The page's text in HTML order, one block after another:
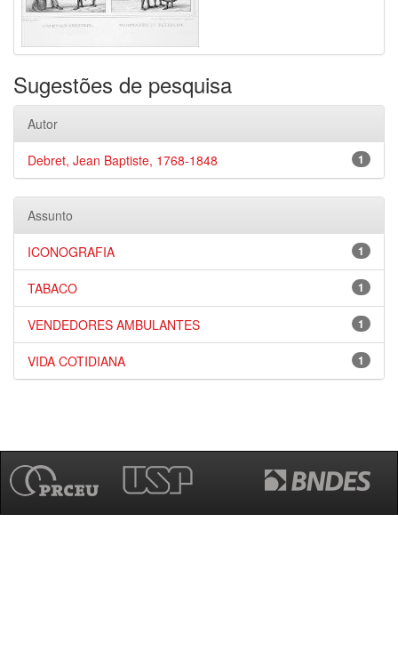
Sugestões de pesquisa
Autor
1
Debret, Jean Baptiste, 1768-1848
Assunto
1
ICONOGRAFIA
1
TABACO
1
VENDEDORES AMBULANTES
1
VIDA COTIDIANA